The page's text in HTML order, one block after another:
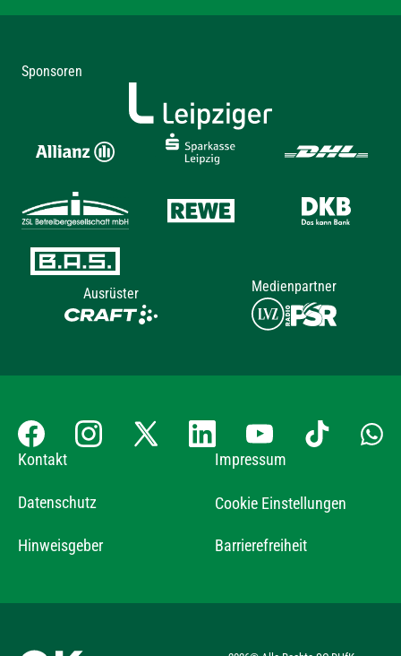
Sponsoren
Ausrüster Medienpartner
Kontakt Impressum
Datenschutz Cookie Einstellungen
Hinweisgeber Barrierefreiheit